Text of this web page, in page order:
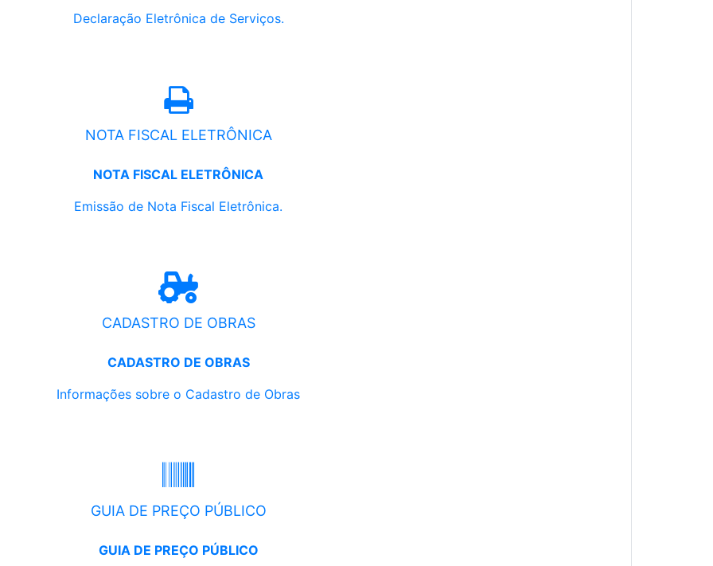
Declaração Eletrônica de Serviços.
NOTA FISCAL ELETRÔNICA
NOTA FISCAL ELETRÔNICA
Emissão de Nota Fiscal Eletrônica.
CADASTRO DE OBRAS
CADASTRO DE OBRAS
Informações sobre o Cadastro de Obras
GUIA DE PREÇO PÚBLICO
GUIA DE PREÇO PÚBLICO